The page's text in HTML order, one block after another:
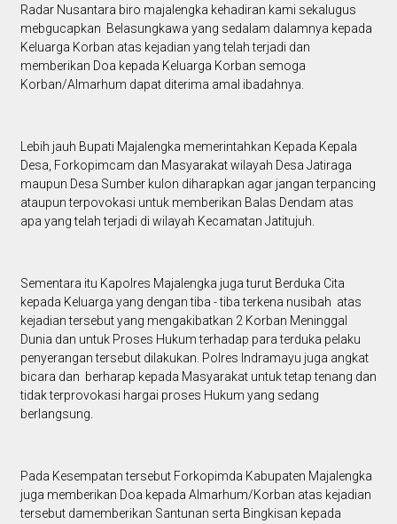
Radar Nusantara biro majalengka kehadiran kami sekalugus
mebgucapkan Belasungkawa yang sedalam dalamnya kepada
Keluarga Korban atas kejadian yang telah terjadi dan
memberikan Doa kepada Keluarga Korban semoga
Korban/Almarhum dapat diterima amal ibadahnya.
Lebih jauh Bupati Majalengka memerintahkan Kepada Kepala
Desa, Forkopimcam dan Masyarakat wilayah Desa Jatiraga
maupun Desa Sumber kulon diharapkan agar jangan terpancing
ataupun terpovokasi untuk memberikan Balas Dendam atas
apa yang telah terjadi di wilayah Kecamatan Jatitujuh.
Sementara itu Kapolres Majalengka juga turut Berduka Cita
kepada Keluarga yang dengan tiba - tiba terkena nusibah atas
kejadian tersebut yang mengakibatkan 2 Korban Meninggal
Dunia dan untuk Proses Hukum terhadap para terduka pelaku
penyerangan tersebut dilakukan. Polres Indramayu juga angkat
bicara dan berharap kepada Masyarakat untuk tetap tenang dan
tidak terprovokasi hargai proses Hukum yang sedang
berlangsung.
Pada Kesempatan tersebut Forkopimda Kabupaten Majalengka
juga memberikan Doa kepada Almarhum/Korban atas kejadian
tersebut damemberikan Santunan serta Bingkisan kepada